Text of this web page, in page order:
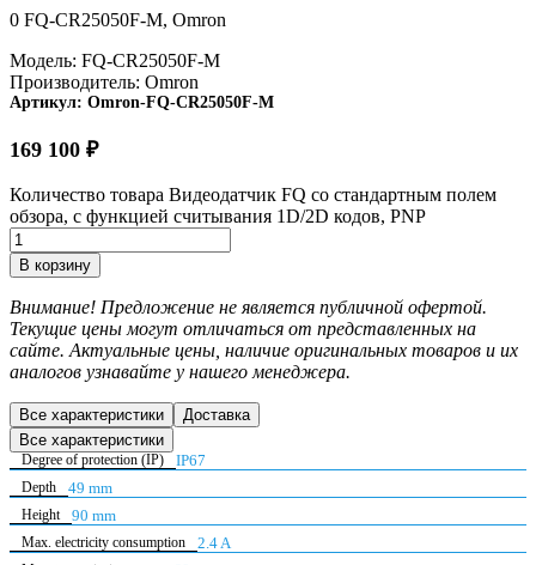
0 FQ-CR25050F-M, Omron
Модель: FQ-CR25050F-M
Производитель: Omron
Артикул: Omron-FQ-CR25050F-M
169 100 ₽
Количество товара Видеодатчик FQ со стандартным полем
обзора, с функцией считывания 1D/2D кодов, PNP
В корзину
Внимание! Предложение не является публичной офертой.
Текущие цены могут отличаться от представленных на
сайте. Актуальные цены, наличие оригинальных товаров и их
аналогов узнавайте у нашего менеджера.
Все характеристики
Доставка
Все характеристики
Degree of protection (IP) IP67
Depth 49 mm
Height 90 mm
Max. electricity consumption 2.4 A